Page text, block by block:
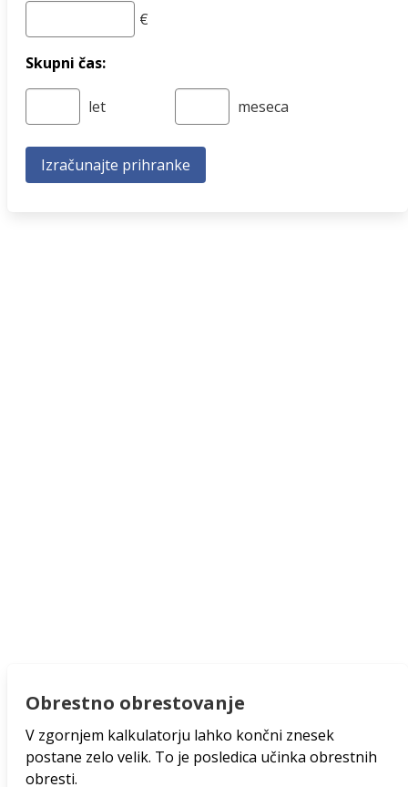
Skupni čas:
Obrestno obrestovanje
V zgornjem kalkulatorju lahko končni znesek
postane zelo velik. To je posledica učinka obrestnih
obresti.